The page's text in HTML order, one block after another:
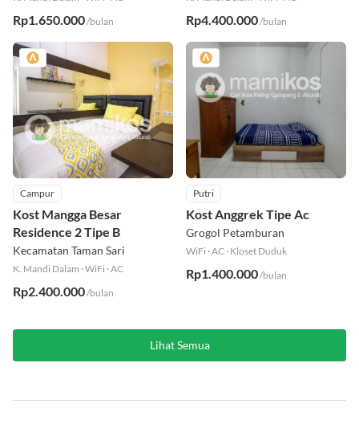
Rp1.650.000/bulan Rp4.400.000/bulan
Campur
Kost Mangga Besar
Residence 2 Tipe B
Kecamatan Taman Sari
K. Mandi Dalam ·WiFi ·AC
Rp2.400.000/bulan
Putri
Kost Anggrek Tipe Ac
Grogol Petamburan
WiFi ·AC · Kloset Duduk
Rp1.400.000/bulan
Lihat Semua